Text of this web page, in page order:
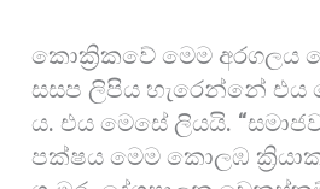
කොක්‍රිකවේ මෙම අරගලය
සසප ලිපිය හැරෙන්නේ එය
ය. එය මෙසේ ලියයි.
පක්ෂය මෙම කොලඹ